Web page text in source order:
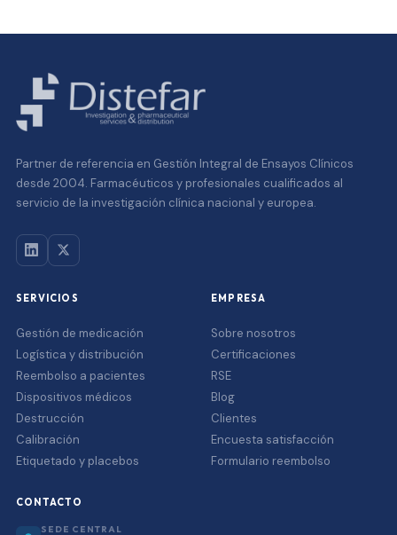
Partner de referencia en Gestión Integral de Ensayos Clínicos
desde 2004. Farmacéuticos y profesionales cualificados al
servicio de la investigación clínica nacional y europea.
SERVICIOS
Gestión de medicación
Logística y distribución
Reembolso a pacientes
Dispositivos médicos
Destrucción
Calibración
Etiquetado y placebos
EMPRESA
Sobre nosotros
Certificaciones
RSE
Blog
Clientes
Encuesta satisfacción
Formulario reembolso
CONTACTO
SEDE CENTRAL